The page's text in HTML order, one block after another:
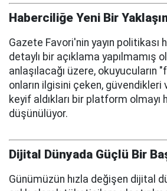
Haberciliğe Yeni Bir
Gazete Favori'nin yayın politikası
detaylı bir açıklama yapılmamış
anlaşılacağı üzere, okuyucuların
onların ilgisini çeken,
keyif aldıkları bir platform olmayı
düşünülüyor.
Dijital Dünyada Güçlü Bir
Günümüzün hızla değişen dijital